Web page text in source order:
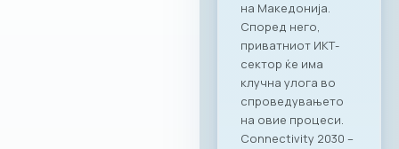
додадена
вредност за
компаниите
членки. Како
патрон партнер, за
заедницата на
МАСИТ
подготвивме